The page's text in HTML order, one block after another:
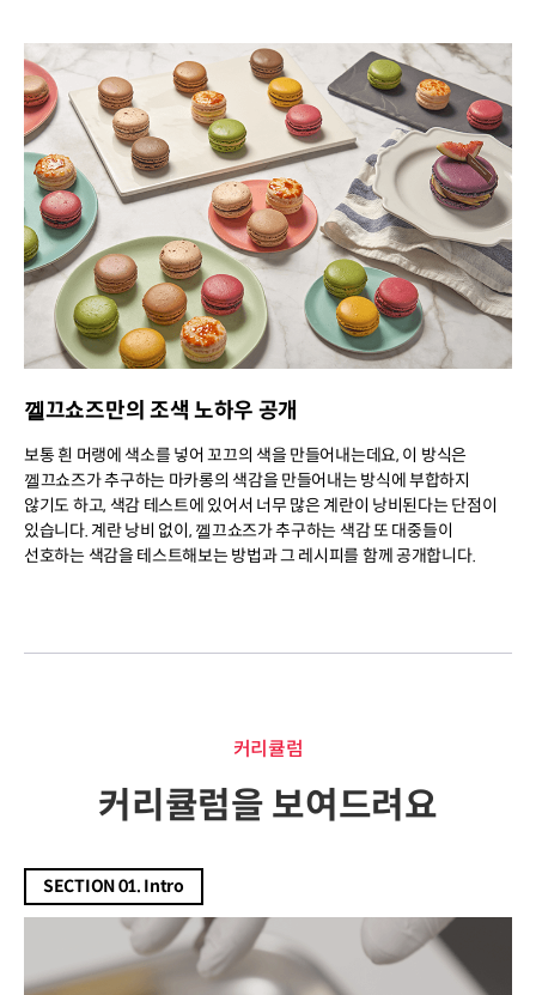
껠끄쇼즈만의 조색 노하우 공개
보통 흰 머랭에 색소를 넣어 꼬끄의 색을 만들어내는데요, 이 방식은
껠끄쇼즈가 추구하는 마카롱의 색감을 만들어내는 방식에 부합하지
않기도 하고, 색감 테스트에 있어서 너무 많은 계란이 낭비된다는 단점이
있습니다. 계란 낭비 없이, 껠끄쇼즈가 추구하는 색감 또 대중들이
선호하는 색감을 테스트해보는 방법과 그 레시피를 함께 공개합니다.
커리큘럼
커리큘럼을 보여드려요
SECTION 01. Intro